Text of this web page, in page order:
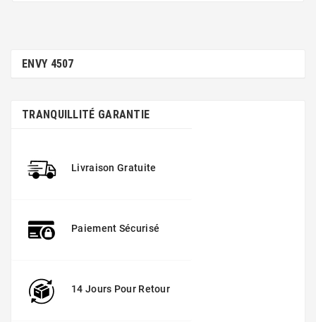
ENVY 4507
TRANQUILLITÉ GARANTIE
Livraison Gratuite
Paiement Sécurisé
14 Jours Pour Retour